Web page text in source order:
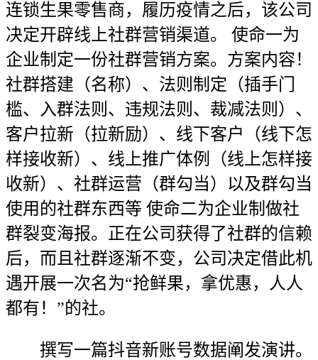
连锁生果零售商，履历疫情之后，该公司
决定开辟线上社群营销渠道。 使命一为
企业制定一份社群营销方案。方案内容！
社群搭建（名称）、法则制定（插手门
槛、入群法则、违规法则、裁减法则）、
客户拉新（拉新励）、线下客户（线下怎
样接收新）、线上推广体例（线上怎样接
收新）、社群运营（群勾当）以及群勾当
使用的社群东西等 使命二为企业制做社
群裂变海报。正在公司获得了社群的信赖
后，而且社群逐渐不变，公司决定借此机
遇开展一次名为“抢鲜果，拿优惠，人人
都有！”的社。
撰写一篇抖音新账号数据阐发演讲。